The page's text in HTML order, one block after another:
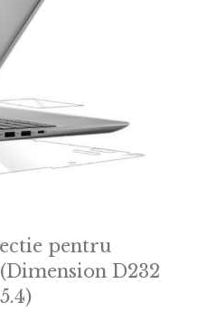
pentru
D232